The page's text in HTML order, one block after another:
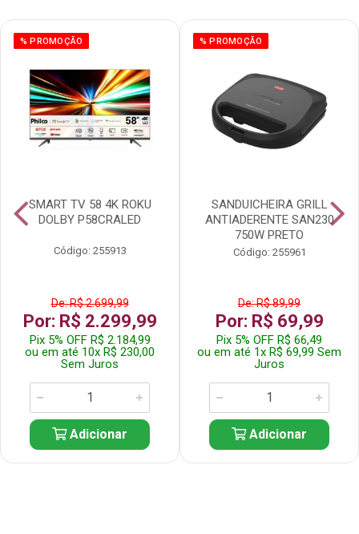
% PROMOÇÃO
SMART TV 58 4K ROKU
DOLBY P58CRALED
Código: 255913
De: R$ 2.699,99
Por: R$ 2.299,99
Pix 5% OFF R$ 2.184,99
ou em até 10x R$ 230,00
Sem Juros
Adicionar
% PROMOÇÃO
SANDUICHEIRA GRILL
ANTIADERENTE SAN230
750W PRETO
Código: 255961
De: R$ 89,99
Por: R$ 69,99
Pix 5% OFF R$ 66,49
ou em até 1x R$ 69,99 Sem
Juros
Adicionar